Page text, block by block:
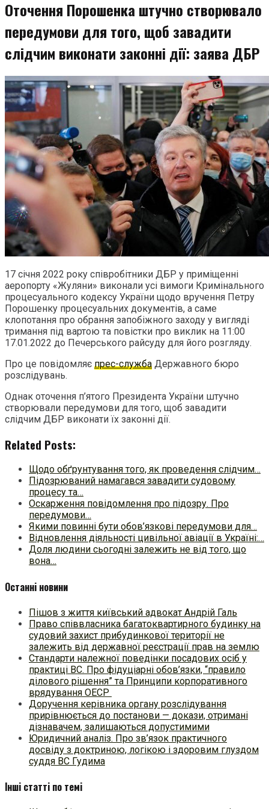
Оточення Порошенка штучно створювало
передумови для того, щоб завадити
слідчим виконати законні дії: заява ДБР
17 січня 2022 року співробітники ДБР у приміщенні
аеропорту «Жуляни» виконали усі вимоги Кримінального
процесуального кодексу України щодо вручення Петру
Порошенку процесуальних документів, а саме
клопотання про обрання запобіжного заходу у вигляді
тримання під вартою та повістки про виклик на 11:00
17.01.2022 до Печерського райсуду для його розгляду.
Про це повідомляє прес-служба Державного бюро
розслідувань.
Однак оточення п’ятого Президента України штучно
створювали передумови для того, щоб завадити
слідчим ДБР виконати їх законні дії.
Related Posts:
Щодо обґрунтування того, як проведення слідчим…
Підозрюваний намагався завадити судовому
процесу та…
Оскарження повідомлення про підозру. Про
передумови…
Якими повинні бути обов’язкові передумови для…
Відновлення діяльності цивільної авіації в Україні:…
Доля людини сьогодні залежить не від того, що
вона…
Останні новини
Пішов з життя київський адвокат Андрій Галь
Право співвласника багатоквартирного будинку на
судовий захист прибудинкової території не
залежить від державної реєстрації прав на землю
Стандарти належної поведінки посадових осіб у
практиці ВC. Про фідуціарні обов’язки, “правило
ділового рішення” та Принципи корпоративного
врядування ОЕСР
Доручення керівника органу розслідування
прирівнюється до постанови — докази, отримані
дізнавачем, залишаються допустимими
Юридичний аналіз. Про зв’язок практичного
досвіду з доктриною, логікою і здоровим глуздом
суддя ВС Гудима
Інші статті по темі